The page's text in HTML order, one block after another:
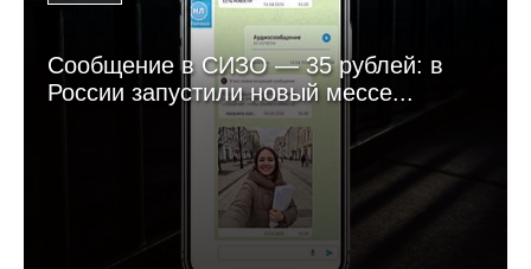
Сообщение в СИЗО — 35 рублей: в
России запустили новый мессе...